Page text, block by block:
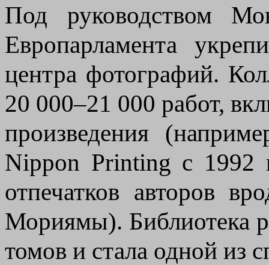
Под руководством
Европарламента
центра фотографий.
20 000–21 000 работ,
произведения
Nippon Printing с 1992
отпечатков авторов
Мориямы). Библиотека
томов и стала одной из